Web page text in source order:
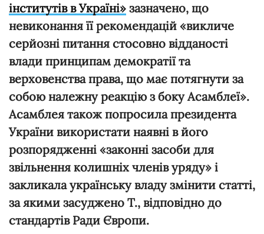
інститутів в Україні» зазначено, що
невиконання її рекомендацій «викличе
серйозні питання стосовно відданості
влади принципам демократії та
верховенства права, що має потягнути за
собою належну реакцію з боку Асамблеї».
Асамблея також попросила президента
України використати наявні в його
розпорядженні «законні засоби для
звільнення колишніх членів уряду» і
закликала українську владу змінити статті,
за якими засуджено Т., відповідно до
стандартів Ради Європи.